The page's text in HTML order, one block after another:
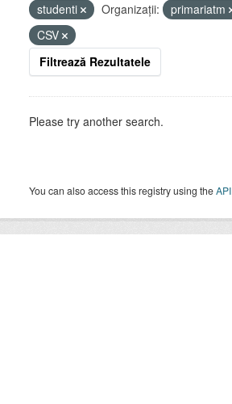
studenti
Organizații: primariatm
CSV
Filtrează Rezultatele
Please try another search.
You can also access this registry using theAPI